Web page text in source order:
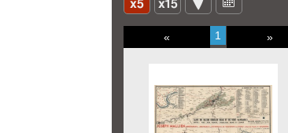
« 1 »